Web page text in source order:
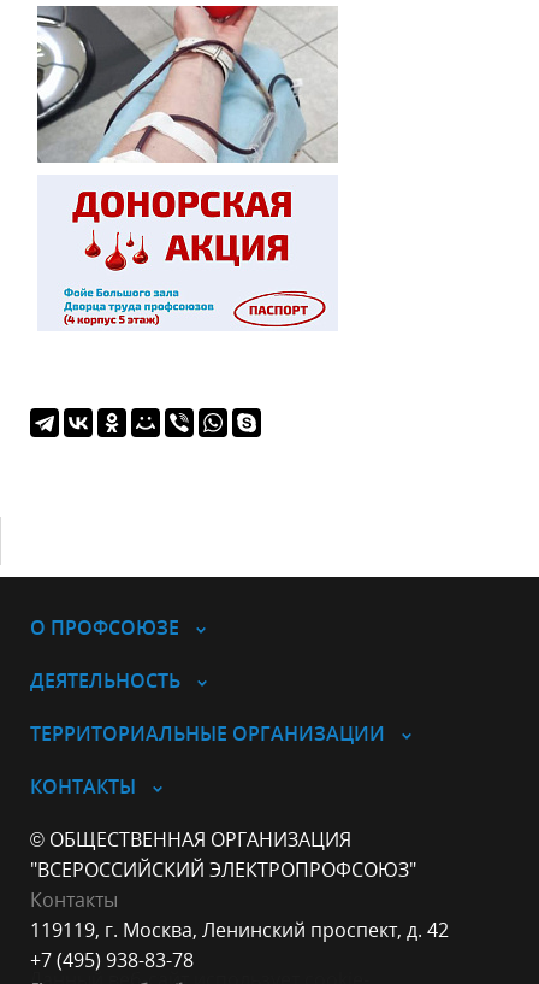
О ПРОФСОЮЗЕ
ДЕЯТЕЛЬНОСТЬ
ТЕРРИТОРИАЛЬНЫЕ ОРГАНИЗАЦИИ
КОНТАКТЫ
© ОБЩЕСТВЕННАЯ ОРГАНИЗАЦИЯ
"ВСЕРОССИЙСКИЙ ЭЛЕКТРОПРОФСОЮЗ"
Контакты
119119, г. Москва, Ленинский проспект, д. 42
+7 (495) 938-83-78